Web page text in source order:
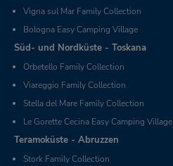
Vigna sul Mar Family Collection
Bologna Easy Camping Village
Süd- und Nordküste - Toskana
Orbetello Family Collection
Viareggio Family Collection
Stella del Mare Family Collection
Le Gorette Cecina Easy Camping Village
Teramoküste - Abruzzen
Stork Family Collection